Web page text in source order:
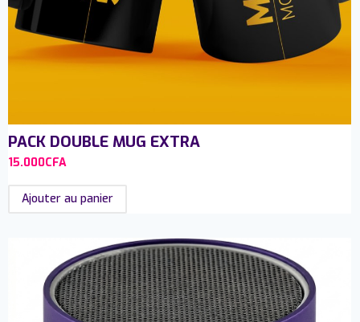
PACK DOUBLE MUG EXTRA
15.000CFA
Ajouter au panier